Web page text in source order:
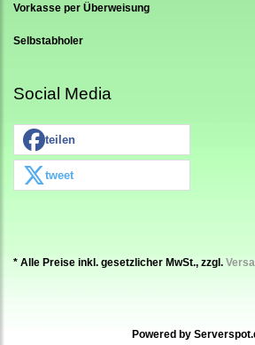
Vorkasse per Überweisung
Selbstabholer
Social Media
teilen
tweet
* Alle Preise inkl. gesetzlicher MwSt., zzgl.
Powered by